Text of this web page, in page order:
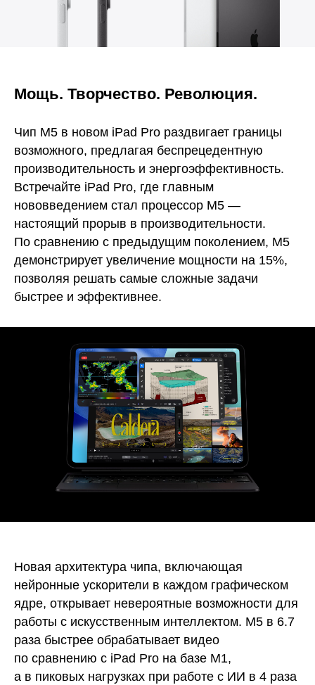
Мощь. Творчество. Революция.
Чип M5 в новом iPad Pro раздвигает границы
возможного, предлагая беспрецедентную
производительность и энергоэффективность.
Встречайте iPad Pro, где главным
нововведением стал процессор M5 —
настоящий прорыв в производительности.
По сравнению с предыдущим поколением, M5
демонстрирует увеличение мощности на 15%,
позволяя решать самые сложные задачи
быстрее и эффективнее.
Новая архитектура чипа, включающая
нейронные ускорители в каждом графическом
ядре, открывает невероятные возможности для
работы с искусственным интеллектом. M5 в 6.7
раза быстрее обрабатывает видео
по сравнению с iPad Pro на базе M1,
а в пиковых нагрузках при работе с ИИ в 4 раза